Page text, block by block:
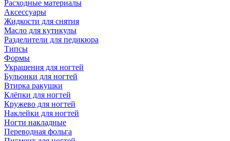
Расходные материалы
Аксессуары
Жидкости для снятия
Масло для кутикулы
Разделители для педикюра
Типсы
Формы
Украшения для ногтей
Бульонки для ногтей
Втирка ракушки
Клёпки для ногтей
Кружево для ногтей
Наклейки для ногтей
Ногти накладные
Переводная фольга